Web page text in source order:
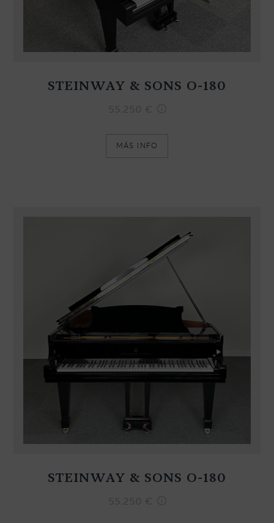
STEINWAY & SONS O-180
55.250 €
MÁS INFO
STEINWAY & SONS O-180
55.250 €